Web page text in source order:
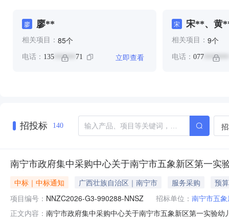
廖 廖**
相关项目： 85个
电话： 135 ****** 71 立即查看
宋 宋**、黄
相关项目： 9个
电话： 077 *******
招投标 140
南宁市政府集中采购中心关于南宁市五象新区第一实
中标｜中标通知 广西壮族自治区｜南宁市 服务采购
预
项目编号： NNZC2026-G3-990288-NNSZ 招标单位： 南宁市五
正文内容： 南宁市政府集中采购中心关于南宁市五象新区第一实验